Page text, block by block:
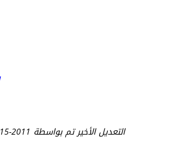
التعديل الأخير تم بواسطة monanaser ; 10-15-2011 الساعة